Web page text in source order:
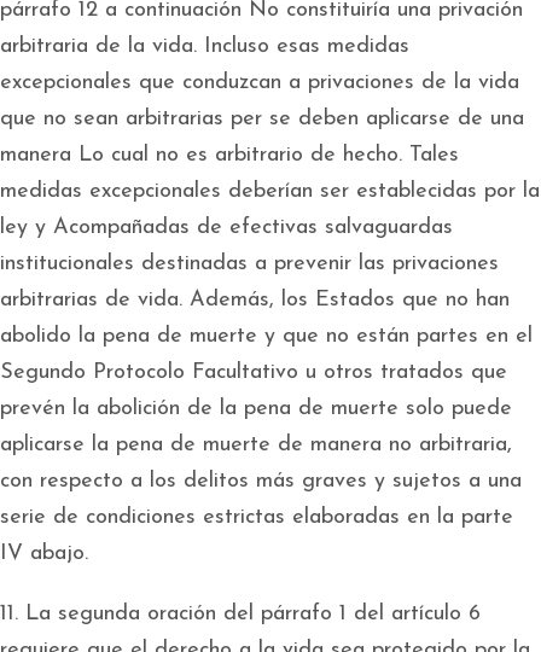
párrafo 12 a continuación No constituiría una privación
arbitraria de la vida. Incluso esas medidas
excepcionales que conduzcan a privaciones de la vida
que no sean arbitrarias per se deben aplicarse de una
manera Lo cual no es arbitrario de hecho. Tales
medidas excepcionales deberían ser establecidas por la
ley y Acompañadas de efectivas salvaguardas
institucionales destinadas a prevenir las privaciones
arbitrarias de vida. Además, los Estados que no han
abolido la pena de muerte y que no están partes en el
Segundo Protocolo Facultativo u otros tratados que
prevén la abolición de la pena de muerte solo puede
aplicarse la pena de muerte de manera no arbitraria,
con respecto a los delitos más graves y sujetos a una
serie de condiciones estrictas elaboradas en la parte
IV abajo.
11. La segunda oración del párrafo 1 del artículo 6